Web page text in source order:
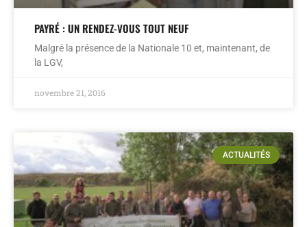
PAYRÉ : UN RENDEZ-VOUS TOUT NEUF
Malgré la présence de la Nationale 10 et, maintenant, de
la LGV,
novembre 21, 2016
ACTUALITÉS